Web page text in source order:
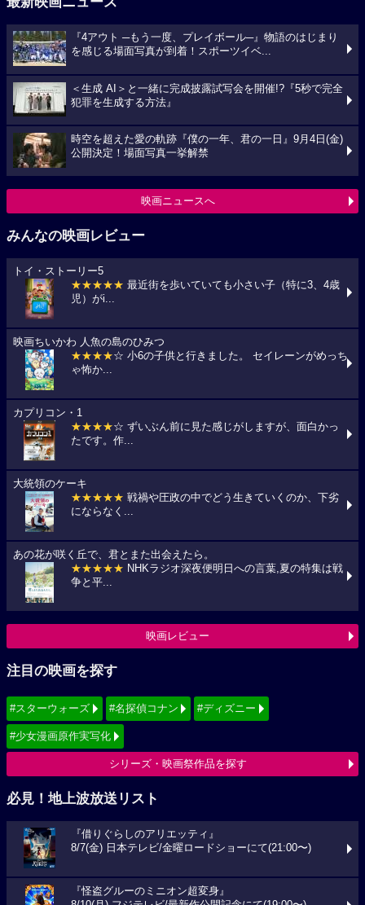
『4アウト ─もう一度、プレイボール─』物語のはじまり
を感じる場面写真が到着！スポーツイベ...
＜生成 AI＞と一緒に完成披露試写会を開催!?『5秒で完全
犯罪を生成する方法』
時空を超えた愛の軌跡『僕の一年、君の一日』9月4日(金)
公開決定！場面写真一挙解禁
映画ニュースへ
みんなの映画レビュー
トイ・ストーリー5
★★★★★ 最近街を歩いていても小さい子（特に3、4歳
児）がi...
映画ちいかわ 人魚の島のひみつ
★★★★☆ 小6の子供と行きました。 セイレーンがめっち
ゃ怖か...
カプリコン・1
★★★★☆ ずいぶん前に見た感じがしますが、面白かっ
たです。作...
大統領のケーキ
★★★★★ 戦禍や圧政の中でどう生きていくのか、下劣
にならなく...
あの花が咲く丘で、君とまた出会えたら。
★★★★★ NHKラジオ深夜便明日への言葉,夏の特集は戦
争と平...
映画レビュー
注目の映画を探す
#スターウォーズ #名探偵コナン #ディズニー
#少女漫画原作実写化
シリーズ・映画祭作品を探す
必見！地上波放送リスト
『借りぐらしのアリエッティ』
8/7(金) 日本テレビ/金曜ロードショーにて(21:00〜)
『怪盗グルーのミニオン超変身』